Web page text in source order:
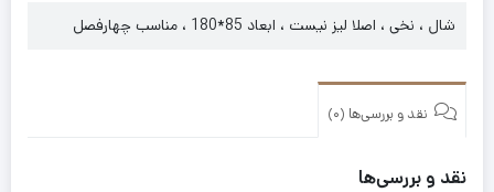
شال ، نخی ، اصلا لیز نیست ، ابعاد 85*180 ، مناسب چهارفصل
نقد و بررسی‌ها (0)
نقد و بررسی‌ها